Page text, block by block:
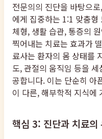
전문의의 진단을 바탕으
에게 집중하는 1:1 맞춤
체형, 생활 습관, 통증의
찍어내는 치료는 효과가
료사는 환자의 몸 상태를
도, 관절의 움직임 등을
공합니다. 이는 단순히 아
이 다른, 해부학적 지식에
핵심 3: 진단과 치료의